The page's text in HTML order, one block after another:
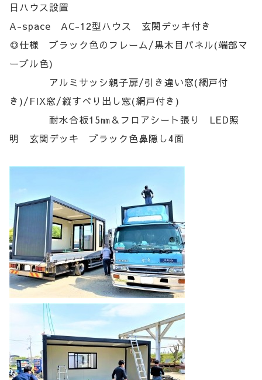
日ハウス設置
A-space AC-12型ハウス 玄関デッキ付き
◎仕様 ブラック色のフレーム/黒木目パネル(端部マ
ーブル色)
アルミサッシ親子扉/引き違い窓(網戸付
き)/FIX窓/縦すべり出し窓(網戸付き)
耐水合板15㎜＆フロアシート張り LED照
明 玄関デッキ ブラック色鼻隠し4面